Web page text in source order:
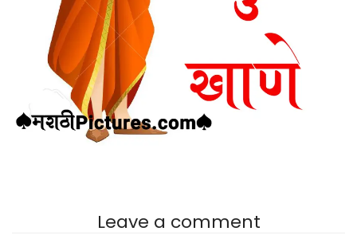
Leave a comment